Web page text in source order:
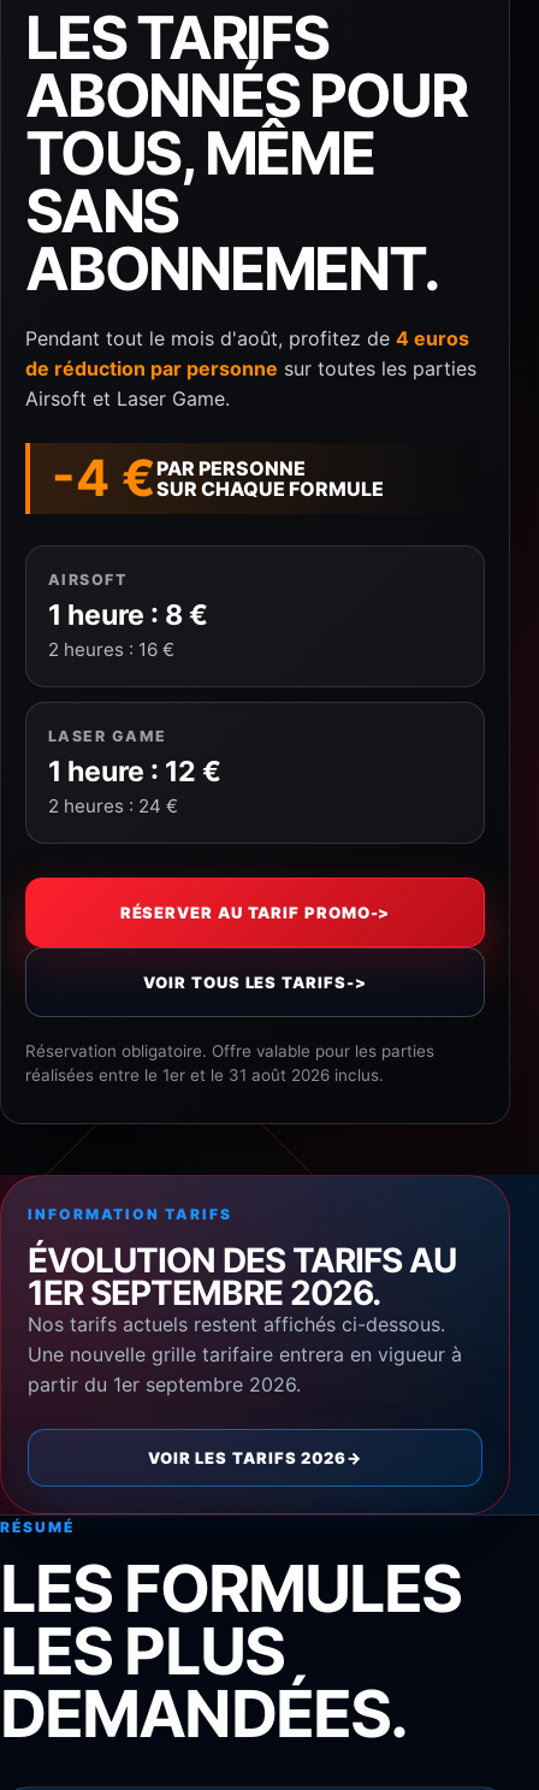
LES TARIFS
ABONNÉS POUR
TOUS, MÊME
SANS
ABONNEMENT.
Pendant tout le mois d'août, profitez de 4 euros
de réduction par personne sur toutes les parties
Airsoft et Laser Game.
-4 €PAR PERSONNE
SUR CHAQUE FORMULE
AIRSOFT
1 heure : 8 €
2 heures : 16 €
LASER GAME
1 heure : 12 €
2 heures : 24 €
RÉSERVER AU TARIF PROMO->
VOIR TOUS LES TARIFS->
Réservation obligatoire. Offre valable pour les parties
réalisées entre le 1er et le 31 août 2026 inclus.
INFORMATION TARIFS
ÉVOLUTION DES TARIFS AU
1ER SEPTEMBRE 2026.
Nos tarifs actuels restent affichés ci-dessous.
Une nouvelle grille tarifaire entrera en vigueur à
partir du 1er septembre 2026.
VOIR LES TARIFS 2026→
RÉSUMÉ
LES FORMULES
LES PLUS
DEMANDÉES.